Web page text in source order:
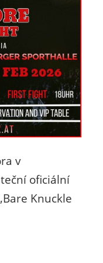
v
oficiální
Knuckle